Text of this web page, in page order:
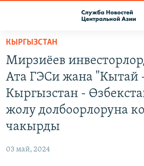
Вернуться
основному
содержанию
Вернутся
главной
навигации
ПОДПИСКА
КОНТАКТЫ
RFE/RL ДИРЕКТ
НАСТОЯЩЕЕ ВРЕМЯ
КЫРГЫЗСТАН
Мирзиёев
Ата ГЭСи жана "Кытай
Кыргызстан -
жолу долбоорлоруна
чакырды
03 май, 2024